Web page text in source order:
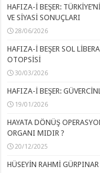
HAFIZA-İ BEŞER:
VE SİYASİ SONUÇLARI
28/06/2026
HAFIZA-İ BEŞER SOL
OTOPSİSİ
30/03/2026
HAFIZA-İ BEŞER:
19/01/2026
HAYATA DÖNÜŞ
ORGANI MIDIR ?
20/12/2025
HÜSEYİN RAHMİ GÜRPINAR